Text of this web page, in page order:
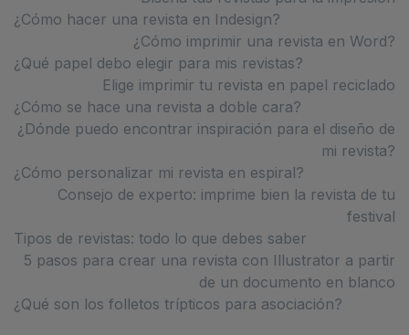
¿Cómo hacer una revista en Indesign?
¿Cómo imprimir una revista en Word?
¿Qué papel debo elegir para mis revistas?
Elige imprimir tu revista en papel reciclado
¿Cómo se hace una revista a doble cara?
¿Dónde puedo encontrar inspiración para el diseño de
mi revista?
¿Cómo personalizar mi revista en espiral?
Consejo de experto: imprime bien la revista de tu
festival
Tipos de revistas: todo lo que debes saber
5 pasos para crear una revista con Illustrator a partir
de un documento en blanco
¿Qué son los folletos trípticos para asociación?